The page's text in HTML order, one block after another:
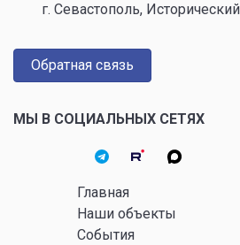
г. Севастополь,
Обратная связь
МЫ В СОЦИАЛЬНЫХ СЕТЯХ
Главная
Наши объекты
События